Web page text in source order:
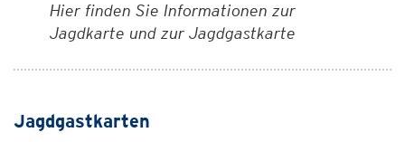
Hier finden Sie Informationen zur
Jagdkarte und zur Jagdgastkarte
Jagdgastkarten